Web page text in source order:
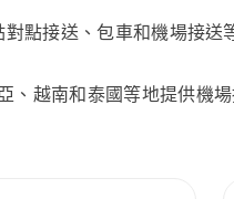
點接送、包車和機場接送
、越南和泰國等地提供機